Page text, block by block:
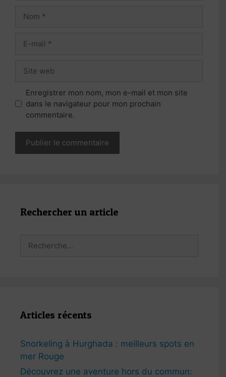
mail
web
Enregistrer mon nom, mon e-mail et mon site
dans le navigateur pour mon prochain
commentaire.
Rechercher un article
Rechercher :
Articles récents
Snorkeling à Hurghada : meilleurs spots en
mer Rouge
Découvrez une aventure hors du commun: